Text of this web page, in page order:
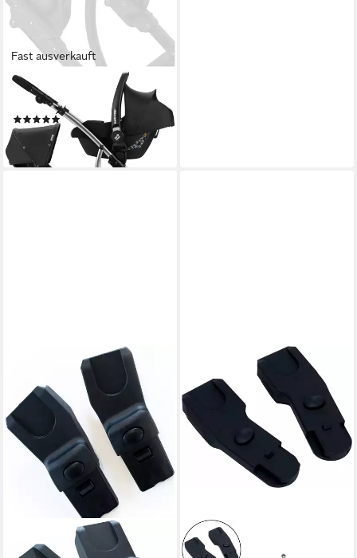
Fast ausverkauft
HAUCK
Kinderwagen-Adapter Duett 2
(2)
24,60 €
lieferbar - in 1-2 Werktagen bei dir